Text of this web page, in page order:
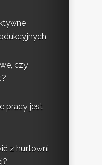
czy
pracy jest
z hurtowni